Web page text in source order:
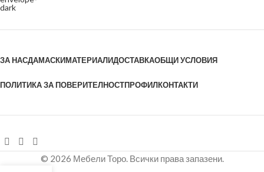
ЗА НАСДАМАСКИМАТЕРИАЛИДОСТАВКАОБЩИ УСЛОВИЯ
ПОЛИТИКА ЗА ПОВЕРИТЕЛНОСТПРОФИЛКОНТАКТИ
© 2026 Мебели Торо. Всички права запазени.